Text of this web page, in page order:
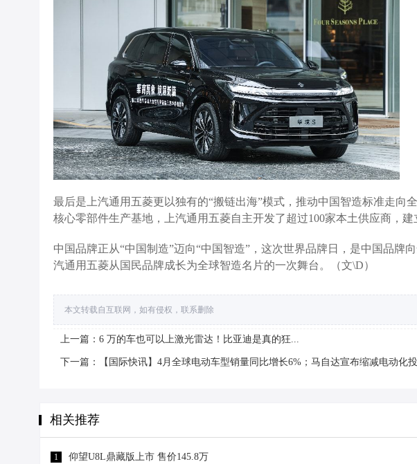
最后是上汽通用五菱更以独有的“搬链出海”模式，推动中国智造标准走向
核心零部件生产基地，上汽通用五菱自主开发了超过100家本土供应商，
中国品牌正从“中国制造”迈向“中国智造”，这次世界品牌日，是中国品牌
汽通用五菱从国民品牌成长为全球智造名片的一次舞台。（文\D）
本文转载自互联网，如有侵权，联系删除
上一篇：6 万的车也可以上激光雷达！比亚迪是真的狂...
下一篇：【国际快讯】4月全球电动车型销量同比增长6%；马自达宣布缩减电动化
相关推荐
1 仰望U8L鼎藏版上市 售价145.8万